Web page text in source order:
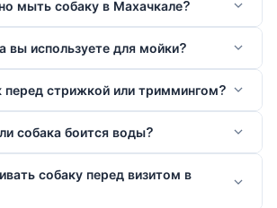
мыть собаку в Махачкале?
вы используете для мойки?
стрижкой или триммингом?
собака боится воды?
собаку перед визитом в